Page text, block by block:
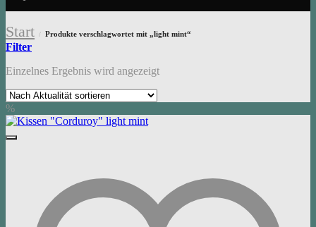
Start / Produkte verschlagwortet mit „light mint“
Filter
Einzelnes Ergebnis wird angezeigt
%